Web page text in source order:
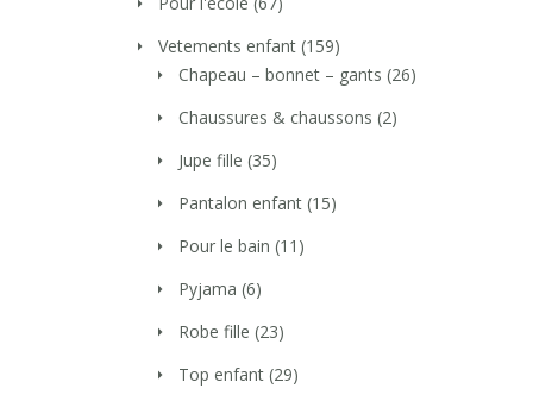
Vetements enfant (159)
Chapeau – bonnet – gants (26)
Chaussures & chaussons (2)
Jupe fille (35)
Pantalon enfant (15)
Pour le bain (11)
Pyjama (6)
Robe fille (23)
Top enfant (29)